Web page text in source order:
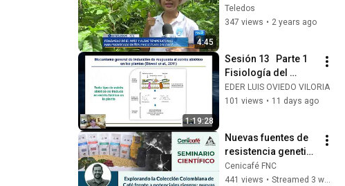
4:45
Teledos
347 views • 2 years ago
1:19:28
Sesión 13   Parte 1
Fisiología del
estrés abiótico
EDER LUIS OVIEDO VILORIA
101 views • 11 days ago
Nuevas fuentes de
resistencia genetica
a la enfermendad
de la cerezas de
Cenicafé FNC
441 views • Streamed 3 weeks ago